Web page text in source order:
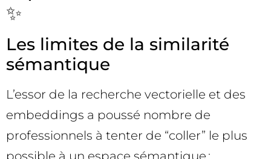
✨
Les limites de la similarité
sémantique
L’essor de la recherche vectorielle et des
embeddings a poussé nombre de
professionnels à tenter de “coller” le plus